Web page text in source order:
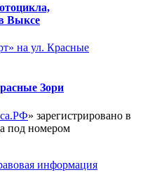
Выксе
Зори
» зарегистрировано в
под номером
информация